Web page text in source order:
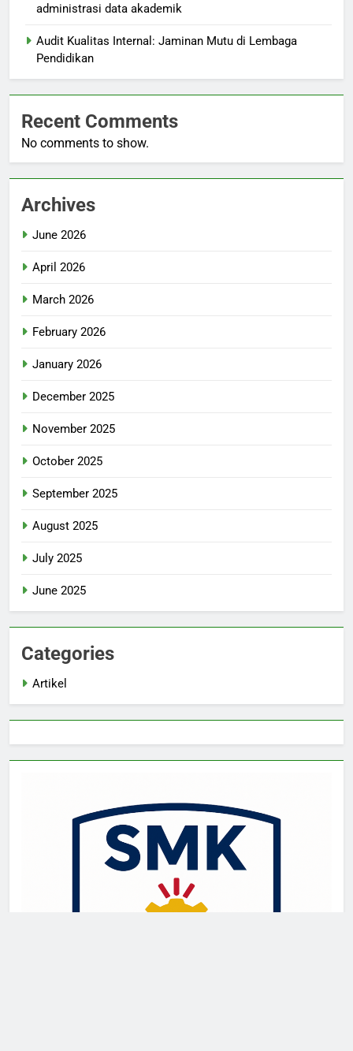
administrasi data akademik
Audit Kualitas Internal: Jaminan Mutu di Lembaga
Pendidikan
Recent Comments
No comments to show.
Archives
June 2026
April 2026
March 2026
February 2026
January 2026
December 2025
November 2025
October 2025
September 2025
August 2025
July 2025
June 2025
Categories
Artikel